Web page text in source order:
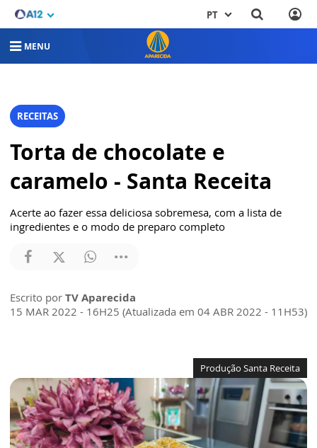
PT
MENU
RECEITAS
Torta de chocolate e
caramelo - Santa Receita
Acerte ao fazer essa deliciosa sobremesa, com a lista de
ingredientes e o modo de preparo completo
Escrito por TV Aparecida
15 MAR 2022 - 16H25 (Atualizada em 04 ABR 2022 - 11H53)
Produção Santa Receita